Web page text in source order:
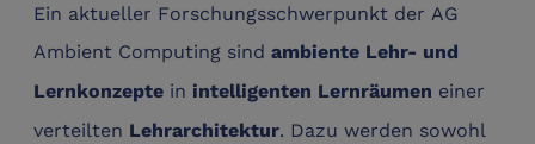
Ein aktueller Forschungsschwerpunkt der AG
Ambient Computing sind ambiente Lehr- und
Lernkonzepte in intelligenten Lernräumen einer
verteilten Lehrarchitektur. Dazu werden sowohl